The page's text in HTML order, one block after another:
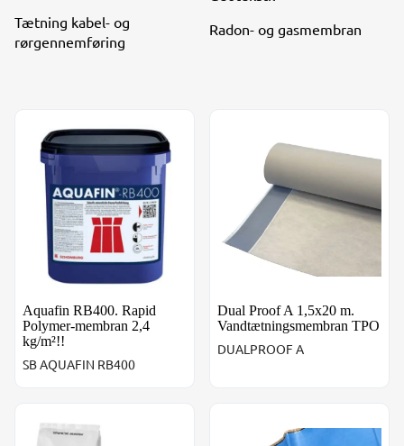
Tætning kabel- og
rørgennemføring
Radon- og gasmembran
Aquafin RB400. Rapid Polymer-membran 2,4 kg/m²!!
Aquafin RB400. Rapid
Polymer-membran 2,4
kg/m²!!
SB AQUAFIN RB400
Dual Proof A 1,5x20 m.
Vandtætningsmembran TPO
DUALPROOF A
Aquafin 2K/M-Plus. Polymer-membran 3,5 kg/m²